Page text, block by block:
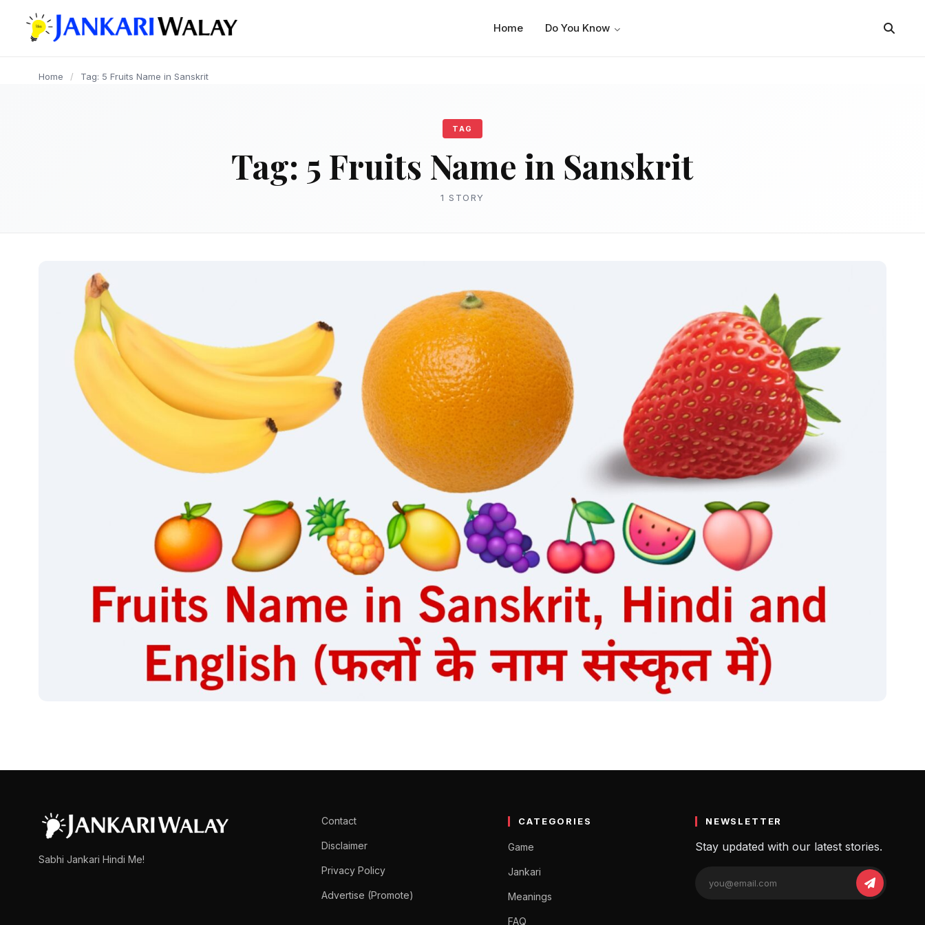
content
Home Do You Know
Home / Tag: 5 Fruits Name in Sanskrit
TAG
Tag: 5 Fruits Name in Sanskrit
1 STORY
Sabhi Jankari Hindi Me!
Contact
Disclaimer
Privacy Policy
Advertise (Promote)
CATEGORIES
Game
Jankari
Meanings
FAQ
NEWSLETTER
Stay updated with our latest stories.